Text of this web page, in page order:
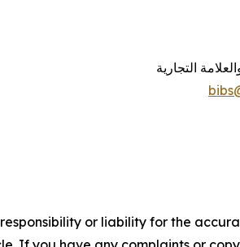
التجارية
or liability for the